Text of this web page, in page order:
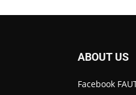
ABOUT US
Facebook